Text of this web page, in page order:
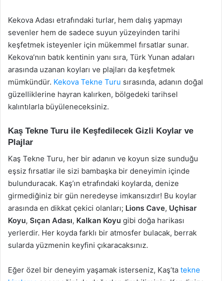
Kekova Adası etrafındaki turlar, hem dalış yapmayı
sevenler hem de sadece suyun yüzeyinden tarihi
keşfetmek isteyenler için mükemmel fırsatlar sunar.
Kekova’nın batık kentinin yanı sıra, Türk Yunan adaları
arasında uzanan koyları ve plajları da keşfetmek
mümkündür. Kekova Tekne Turu sırasında, adanın doğal
güzelliklerine hayran kalırken, bölgedeki tarihsel
kalıntılarla büyüleneceksiniz.
Kaş Tekne Turu ile Keşfedilecek Gizli Koylar ve
Plajlar
Kaş Tekne Turu, her bir adanın ve koyun size sunduğu
eşsiz fırsatlar ile sizi bambaşka bir deneyimin içinde
bulunduracak. Kaş’ın etrafındaki koylarda, denize
girmediğiniz bir gün neredeyse imkansızdır! Bu koylar
arasında en dikkat çekici olanları; Lions Cave, Uçhisar
Koyu, Sıçan Adası, Kalkan Koyu gibi doğa harikası
yerlerdir. Her koyda farklı bir atmosfer bulacak, berrak
sularda yüzmenin keyfini çıkaracaksınız.
Eğer özel bir deneyim yaşamak isterseniz, Kaş’ta tekne